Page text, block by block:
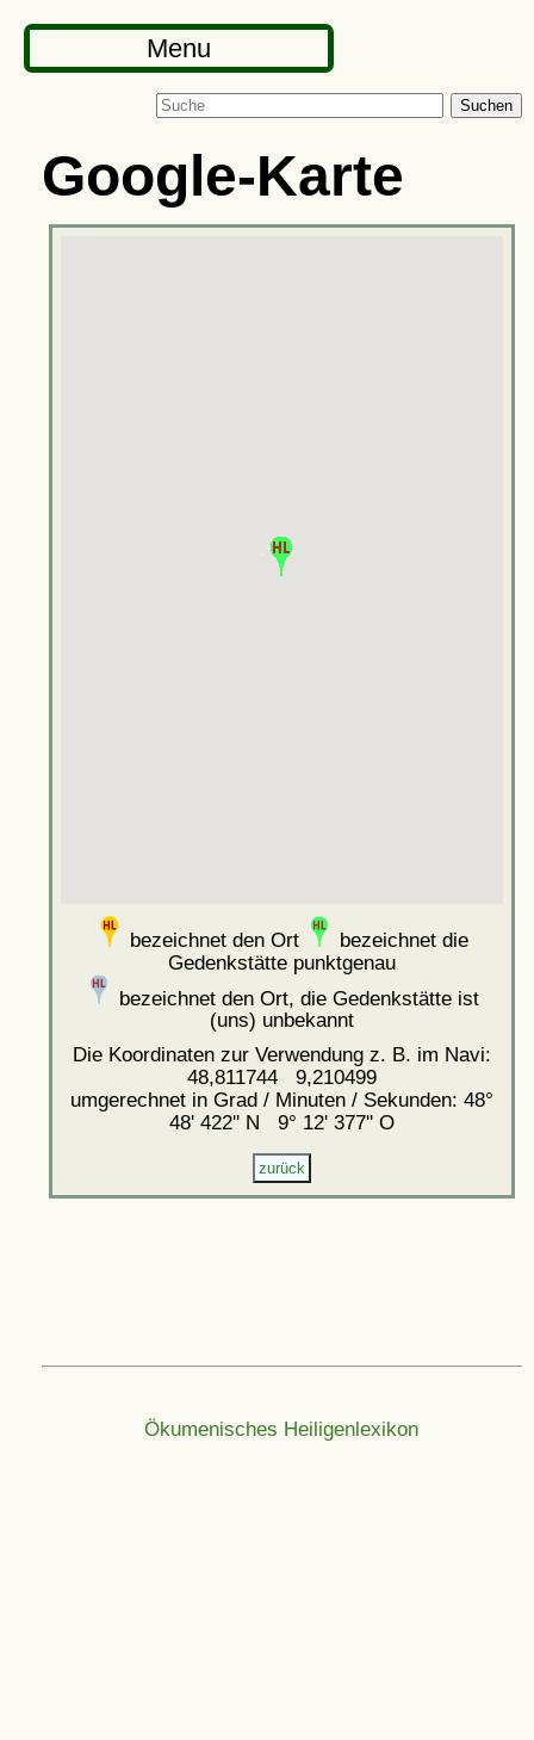
Menu
Suchen
Google-Karte
bezeichnet den Ort
bezeichnet die
Gedenkstätte punktgenau
bezeichnet den Ort, die Gedenkstätte ist
(uns) unbekannt
Die Koordinaten zur Verwendung z. B. im Navi:
48,811744 9,210499
umgerechnet in Grad / Minuten / Sekunden: 48°
48' 422'' N 9° 12' 377'' O
Ökumenisches Heiligenlexikon